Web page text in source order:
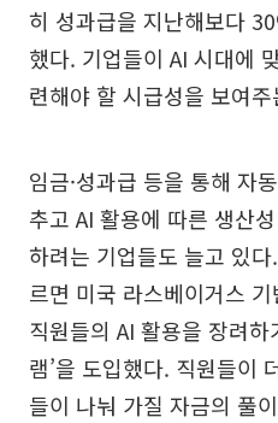
히 성과급을 지난해보다
했다. 기업들이 AI 시대에
련해야 할 시급성을 보여
임금·성과급 등을 통해 자
추고 AI 활용에 따른 생산
하려는 기업들도 늘고 있
르면 미국 라스베이거스
직원들의 AI 활용을 장려
램’을 도입했다. 직원들이
들이 나눠 가질 자금의 풀